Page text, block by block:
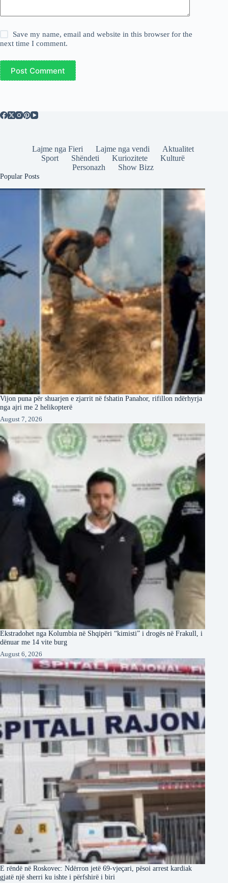
Save my name, email and website in this browser for the
next time I comment.
Post Comment
Lajme nga Fieri Lajme nga vendi
Aktualitet
Sport
Shëndeti Kuriozitete
Kulturë
Personazh
Show Bizz
Popular Posts
Vijon puna për shuarjen e zjarrit në fshatin Panahor, rifillon ndërhyrja
nga ajri me 2 helikopterë
August 7, 2026
Ekstradohet nga Kolumbia në Shqipëri “kimisti” i drogës në Frakull, i
dënuar me 14 vite burg
August 6, 2026
E rëndë në Roskovec: Ndërron jetë 69-vjeçari, pësoi arrest kardiak
gjatë një sherri ku ishte i përfshirë i biri